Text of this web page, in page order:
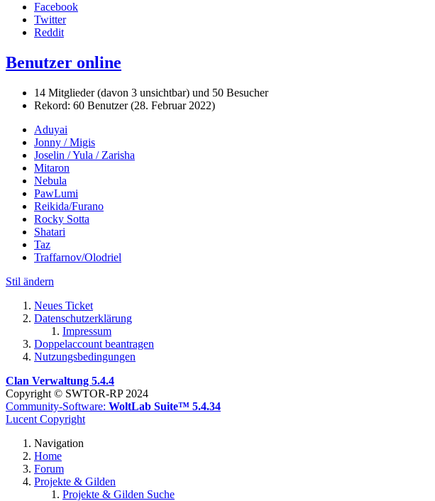
Facebook
Twitter
Reddit
Benutzer online
14 Mitglieder (davon 3 unsichtbar) und 50 Besucher
Rekord: 60 Benutzer (28. Februar 2022)
Aduyai
Jonny / Migis
Joselin / Yula / Zarisha
Mitaron
Nebula
PawLumi
Reikida/Furano
Rocky Sotta
Shatari
Taz
Traffarnov/Olodriel
Stil ändern
Neues Ticket
Datenschutzerklärung
Impressum
Doppelaccount beantragen
Nutzungsbedingungen
Clan Verwaltung 5.4.4
Copyright © SWTOR-RP 2024
Community-Software: WoltLab Suite™ 5.4.34
Lucent Copyright
Navigation
Home
Forum
Projekte & Gilden
Projekte & Gilden Suche